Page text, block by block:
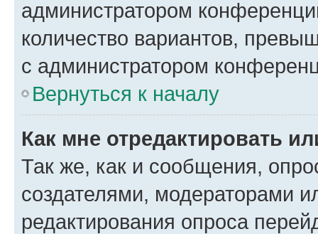
администратором
количество вариантов,
с администратором
Вернуться к началу
Как мне отредактировать
Так же, как и сообщения,
создателями, модераторами
редактирования опроса